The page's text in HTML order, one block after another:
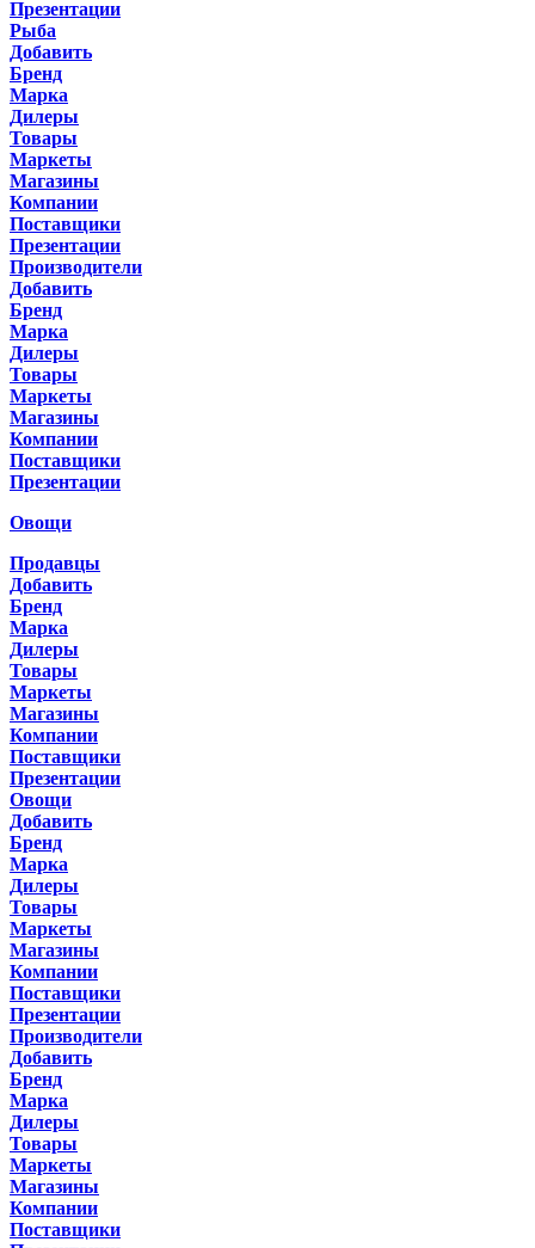
Презентации
Рыба
Добавить
Бренд
Марка
Дилеры
Товары
Маркеты
Магазины
Компании
Поставщики
Презентации
Производители
Добавить
Бренд
Марка
Дилеры
Товары
Маркеты
Магазины
Компании
Поставщики
Презентации
Овощи
Продавцы
Добавить
Бренд
Марка
Дилеры
Товары
Маркеты
Магазины
Компании
Поставщики
Презентации
Овощи
Добавить
Бренд
Марка
Дилеры
Товары
Маркеты
Магазины
Компании
Поставщики
Презентации
Производители
Добавить
Бренд
Марка
Дилеры
Товары
Маркеты
Магазины
Компании
Поставщики